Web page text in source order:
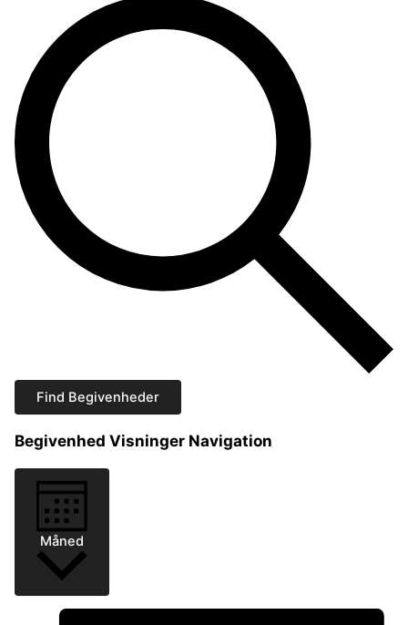
Find Begivenheder
Begivenhed Visninger Navigation
Måned